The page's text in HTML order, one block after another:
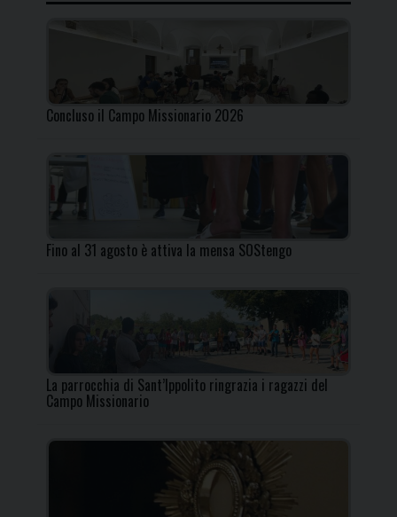
Concluso il Campo Missionario 2026
Fino al 31 agosto è attiva la mensa SOStengo
La parrocchia di Sant’Ippolito ringrazia i ragazzi del
Campo Missionario